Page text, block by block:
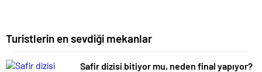
Turistlerin en sevdiği mekanlar
Safir dizisi bitiyor mu, neden final yapıyor?